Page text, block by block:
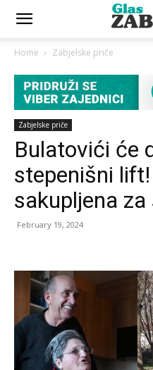
Home Zabjelske priče
Zabjelske priče
Bulatovići će
stepenišni
sakupljena
February 19, 2024